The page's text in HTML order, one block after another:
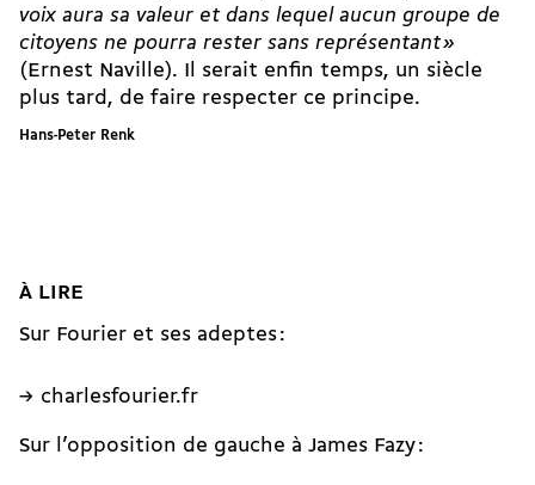
voix aura sa valeur et dans lequel aucun groupe de
citoyens ne pourra rester sans représentant »
(Ernest Naville). Il serait enfin temps, un siècle
plus tard, de faire respecter ce principe.
Hans-Peter Renk
À LIRE
Sur Fourier et ses adeptes :
charlesfourier.fr
Sur l’opposition de gauche à James Fazy :